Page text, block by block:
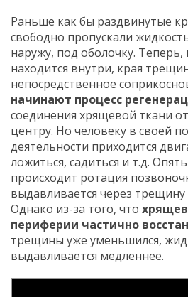
Раньше как бы раздвинутые
свободно пропускали
наружу, под оболочку. Теперь,
находится внутри, края
непосредственное
начинают процесс
соединения хрящевой ткани
центру. Но человеку в своей
деятельности приходится
ложиться, садиться и т.д.
происходит ротация
выдавливается через трещину
Однако из-за того, что
периферии частично
трещины уже уменьшился,
выдавливается медленнее.